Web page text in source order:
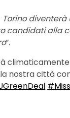
Torino diventerà
candidati alla
”.
nostra città